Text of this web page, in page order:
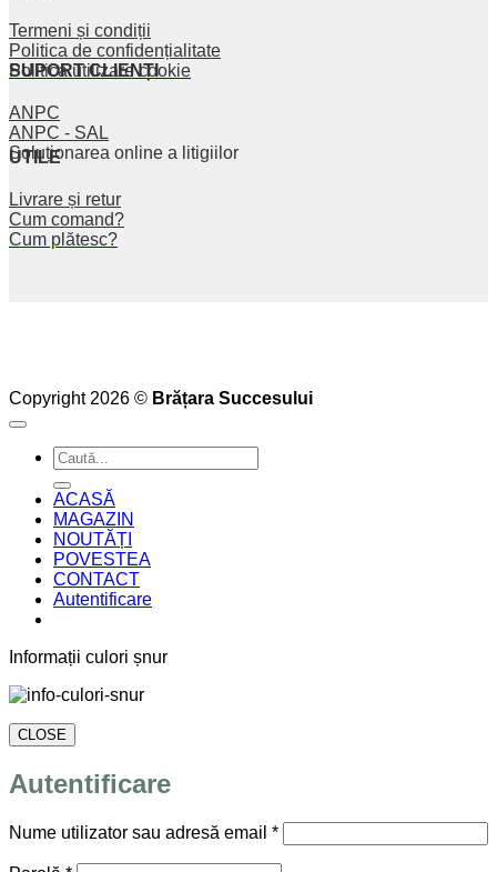
Termeni și condiții
Politica de confidențialitate
Politica utilizare cookie
SUPORT CLIENȚI
ANPC
ANPC - SAL
Soluționarea online a litigiilor
UTILE
Livrare și retur
Cum comand?
Cum plătesc?
Copyright 2026 © Brățara Succesului
Caută
după:
ACASĂ
MAGAZIN
NOUTĂȚI
POVESTEA
CONTACT
Autentificare
Informații culori șnur
CLOSE
Autentificare
Nume utilizator sau adresă email *Obligatoriu